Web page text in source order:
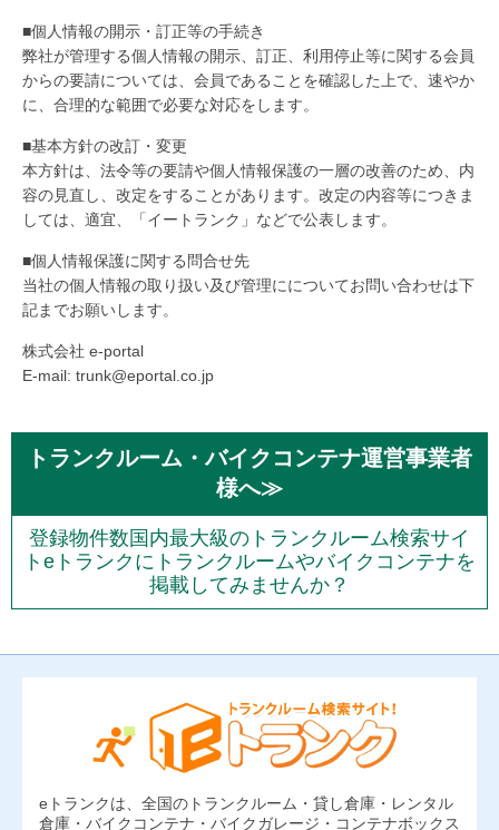
■個人情報の開示・訂正等の手続き
弊社が管理する個人情報の開示、訂正、利用停止等に関する会員
からの要請については、会員であることを確認した上で、速やか
に、合理的な範囲で必要な対応をします。
■基本方針の改訂・変更
本方針は、法令等の要請や個人情報保護の一層の改善のため、内
容の見直し、改定をすることがあります。改定の内容等につきま
しては、適宜、「イートランク」などで公表します。
■個人情報保護に関する問合せ先
当社の個人情報の取り扱い及び管理にについてお問い合わせは下
記までお願いします。
株式会社 e-portal
E-mail: trunk@eportal.co.jp
トランクルーム・バイクコンテナ運営事業者
様へ≫
登録物件数国内最大級のトランクルーム検索サイ
トeトランクにトランクルームやバイクコンテナを
掲載してみませんか？
eトランクは、全国のトランクルーム・貸し倉庫・レンタル
倉庫・バイクコンテナ・バイクガレージ・コンテナボックス